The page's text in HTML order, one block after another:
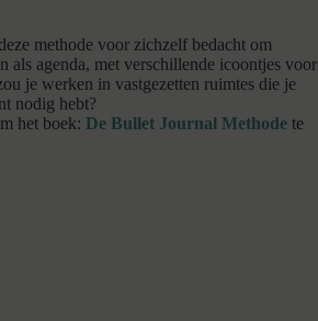
methode voor zichzelf bedacht om
agenda, met verschillende icoontjes voor
je werken in vastgezetten ruimtes die je
nodig hebt?
het boek:De Bullet Journal Methode te